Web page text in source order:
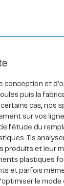
conception et
puis la
cas, nos
sur vos
l’étude du
Ils
produits et leur
plastiques
et parfois
le mode